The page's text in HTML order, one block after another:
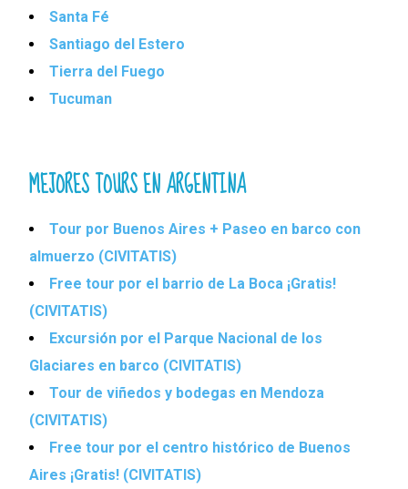
Santa Fé
Santiago del Estero
Tierra del Fuego
Tucuman
MEJORES TOURS EN ARGENTINA
Tour por Buenos Aires + Paseo en barco con
almuerzo (CIVITATIS)
Free tour por el barrio de La Boca ¡Gratis!
(CIVITATIS)
Excursión por el Parque Nacional de los
Glaciares en barco (CIVITATIS)
Tour de viñedos y bodegas en Mendoza
(CIVITATIS)
Free tour por el centro histórico de Buenos
Aires ¡Gratis! (CIVITATIS)